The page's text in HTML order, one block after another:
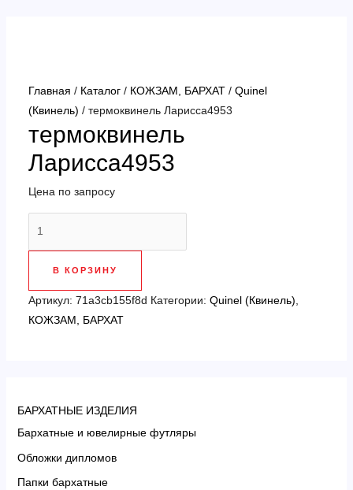
БАРХАТНЫЕ ИЗДЕЛИЯ
Бархатные и ювелирные футляры
Обложки дипломов
Папки бархатные
Главная / Каталог/ КОЖЗАМ, БАРХАТ/ Quinel
(Квинель) / термоквинель Ларисса4953
термоквинель
Ларисса4953
Цена по запросу
В КОРЗИНУ
Артикул: 71a3cb155f8d Категории: Quinel (Квинель)
КОЖЗАМ, БАРХАТ